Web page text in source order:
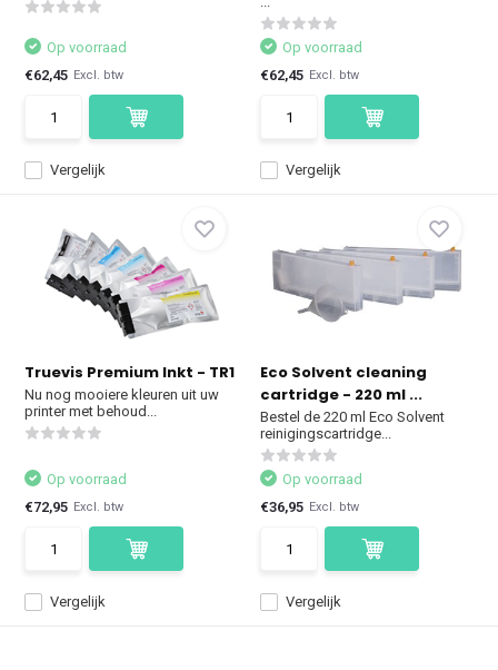
Vergelijk
Op voorraad
€62,45 Excl. btw
Vergelijk
Op voorraad
€62,45 Excl. btw
Truevis Premium Inkt - TR1
Nu nog mooiere kleuren uit uw
printer met behoud...
Vergelijk
Op voorraad
€72,95 Excl. btw
Eco Solvent cleaning
cartridge - 220 ml ...
Bestel de 220 ml Eco Solvent
reinigingscartridge...
Vergelijk
Op voorraad
€36,95 Excl. btw